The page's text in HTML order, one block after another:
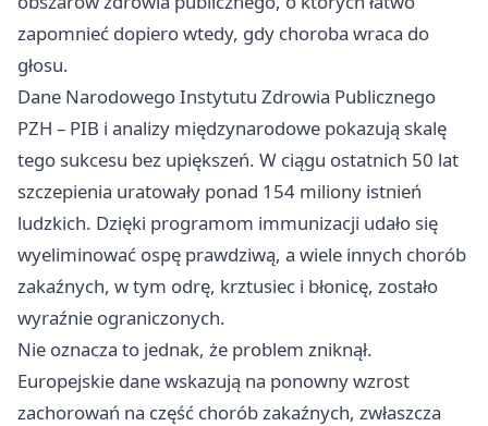
zapomnieć dopiero wtedy, gdy choroba wraca do
głosu.
Dane Narodowego Instytutu Zdrowia Publicznego
PZH – PIB i analizy międzynarodowe pokazują skalę
tego sukcesu bez upiększeń. W ciągu ostatnich 50 lat
szczepienia uratowały ponad 154 miliony istnień
ludzkich. Dzięki programom immunizacji udało się
wyeliminować ospę prawdziwą, a wiele innych chorób
zakaźnych, w tym odrę, krztusiec i błonicę, zostało
wyraźnie ograniczonych.
Nie oznacza to jednak, że problem zniknął.
Europejskie dane wskazują na ponowny wzrost
zachorowań na część chorób zakaźnych, zwłaszcza